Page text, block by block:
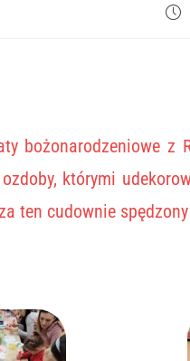
bożonarodzeniowe z
którymi
ten cudownie